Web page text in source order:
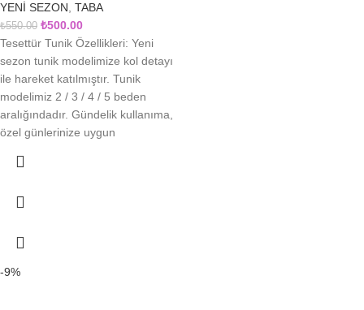
YENİ SEZON, TABA
₺550.00 ₺500.00
Tesettür Tunik Özellikleri: Yeni
sezon tunik modelimize kol detayı
ile hareket katılmıştır. Tunik
modelimiz 2 / 3 / 4 / 5 beden
aralığındadır. Gündelik kullanıma,
özel günlerinize uygun
-9%